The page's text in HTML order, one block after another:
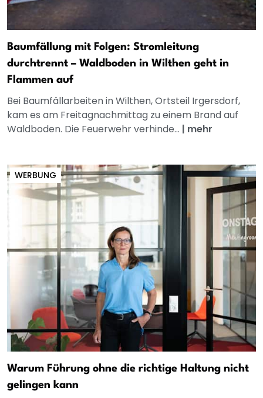
Baumfällung mit Folgen: Stromleitung
durchtrennt – Waldboden in Wilthen geht in
Flammen auf
Bei Baumfällarbeiten in Wilthen, Ortsteil Irgersdorf,
kam es am Freitagnachmittag zu einem Brand auf
Waldboden. Die Feuerwehr verhinde... | mehr
WERBUNG
Warum Führung ohne die richtige Haltung nicht
gelingen kann